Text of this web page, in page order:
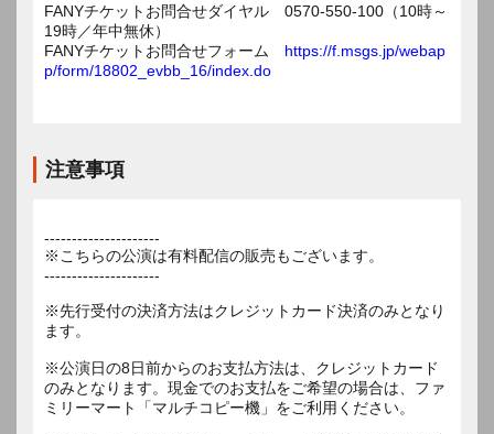
FANYチケットお問合せダイヤル 0570-550-100（10時～
19時／年中無休）
FANYチケットお問合せフォーム https://f.msgs.jp/webap
p/form/18802_evbb_16/index.do
注意事項
---------------------
※こちらの公演は有料配信の販売もございます。
---------------------
※先行受付の決済方法はクレジットカード決済のみとなり
ます。
※公演日の8日前からのお支払方法は、クレジットカード
のみとなります。現金でのお支払をご希望の場合は、ファ
ミリーマート「マルチコピー機」をご利用ください。